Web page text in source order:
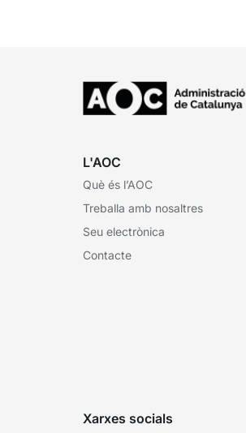
L'AOC
Què és l’AOC
Treballa amb nosaltres
Seu electrònica
Contacte
Xarxes socials